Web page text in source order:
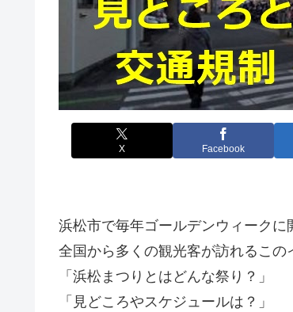
X Facebook
浜松市で毎年ゴールデンウィークに
全国から多くの観光客が訪れるこの
「浜松まつりとはどんな祭り？」
「見どころやスケジュールは？」